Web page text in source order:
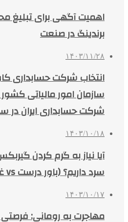
اهمیت آگهی برای تبلیغ
برندینگ در صنعت
۱۴۰۳/۱۱/۲۸
انتخاب شرکت حسابداری
سازمان امور مالیاتی
شرکت حسابداری ایران در
۱۴۰۳/۱۰/۱۸
آیا نیاز به گرم کردن
سرد داریم؟ (باور درست vs غلط)
۱۴۰۳/۱۰/۱۷
مهاجرت به رومانی: